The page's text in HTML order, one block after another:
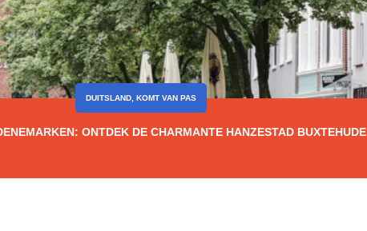
ONTDEK DE CHARMANTE HANZESTAD BUXTEHUDE
DUITSLAND KOMT VAN PAS